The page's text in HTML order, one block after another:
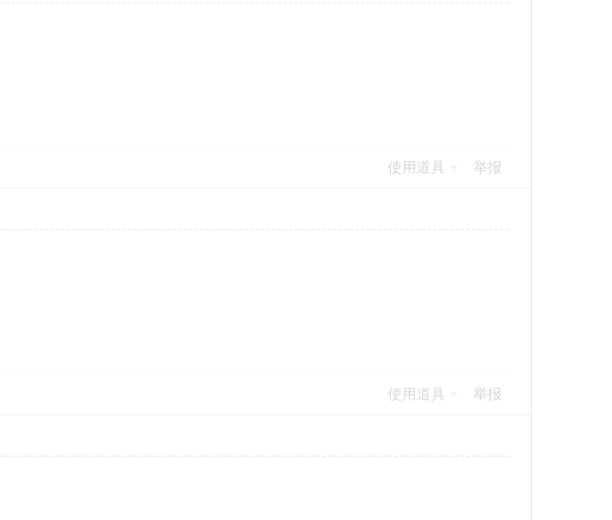
使用道具 举报
使用道具 举报